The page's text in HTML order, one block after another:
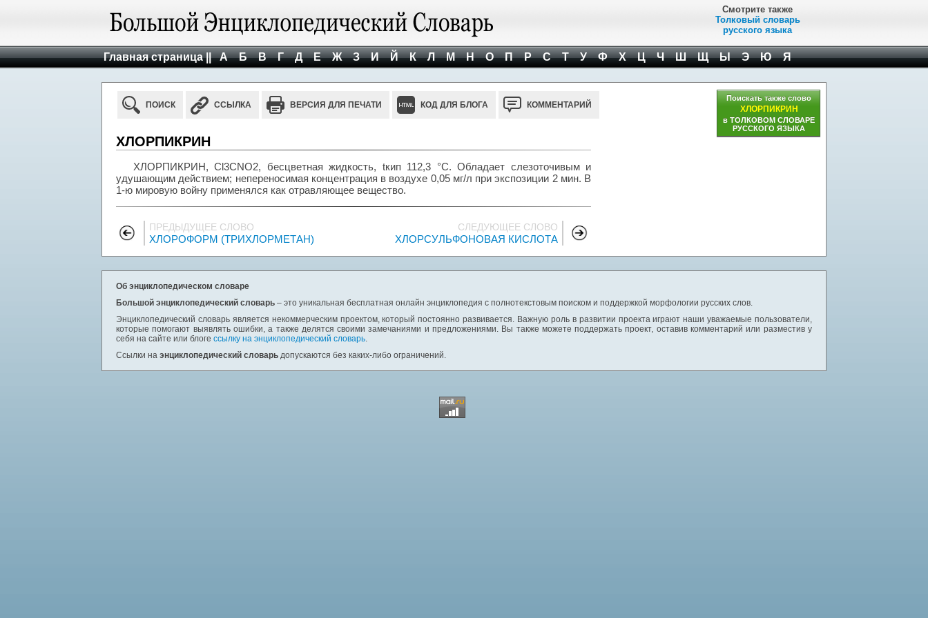
Смотрите также
Толковый словарь
русского языка
Главная страница || А Б В Г Д Е Ж З И Й К Л М Н О П Р С Т У Ф Х Ц Ч Ш Щ Ы Э Ю Я
ПОИСК ССЫЛКА ВЕРСИЯ ДЛЯ ПЕЧАТИ КОД ДЛЯ БЛОГА КОММЕНТАРИЙ
ХЛОРПИКРИН
ХЛОРПИКРИН, Cl3CNO2, бесцветная жидкость, tкип 112,3 °С. Обладает слезоточивым и
удушающим действием; непереносимая концентрация в воздухе 0,05 мг/л при экспозиции 2 мин. В
1-ю мировую войну применялся как отравляющее вещество.
ПРЕДЫДУЩЕЕ СЛОВО
ХЛОРОФОРМ (ТРИХЛОРМЕТАН)
СЛЕДУЮЩЕЕ СЛОВО
ХЛОРСУЛЬФОНОВАЯ КИСЛОТА
Поискать также слово
ХЛОРПИКРИН
в ТОЛКОВОМ СЛОВАРЕ
РУССКОГО ЯЗЫКА
Об энциклопедическом словаре
Большой энциклопедический словарь – это уникальная бесплатная онлайн энциклопедия с полнотекстовым поиском и поддержкой морфологии русских слов.
Энциклопедический словарь является некоммерческим проектом, который постоянно развивается. Важную роль в развитии проекта играют наши уважаемые пользователи,
которые помогают выявлять ошибки, а также делятся своими замечаниями и предложениями. Вы также можете поддержать проект, оставив комментарий или разместив у
себя на сайте или блоге ссылку на энциклопедический словарь.
Ссылки на энциклопедический словарь допускаются без каких-либо ограничений.